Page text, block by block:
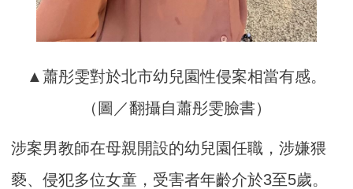
▲蕭彤雯對於北市幼兒園性侵案相當有感。
（圖／翻攝自蕭彤雯臉書）
涉案男教師在母親開設的幼兒園任職，涉嫌猥
褻、侵犯多位女童，受害者年齡介於3至5歲。